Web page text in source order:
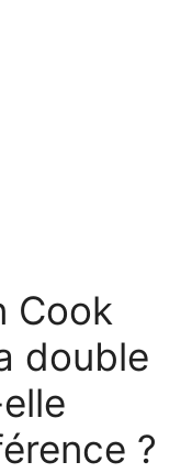
Cook
double
?